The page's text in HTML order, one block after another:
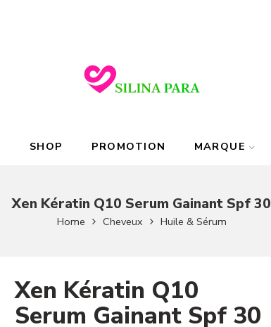
SHOP PROMOTION MARQUE
Xen Kératin Q10 Serum Gainant Spf 30
Home Cheveux Huile & Sérum
Xen Kératin Q10
Serum Gainant Spf 30